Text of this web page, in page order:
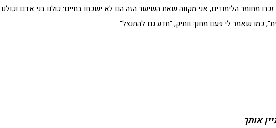
מחומר הלימודים, אני מקווה שאת השיעור הזה הם לא ישכחו בחיים: כולנו בני אדם וכולנו
כמו שאמר לי פעם מחנך וותיק, "תדע גם להתנצל".
אותך